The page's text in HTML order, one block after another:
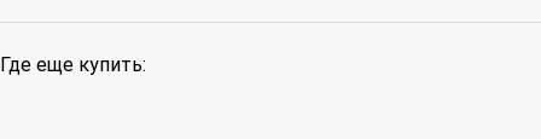
Где еще купить: